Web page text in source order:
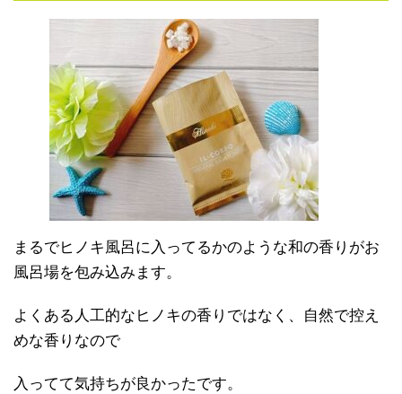
まるでヒノキ風呂に入ってるかのような和の香りがお
風呂場を包み込みます。
よくある人工的なヒノキの香りではなく、自然で控え
めな香りなので
入ってて気持ちが良かったです。